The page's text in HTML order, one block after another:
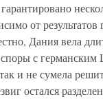
от результатов
Дания вела
с германским
и не сумела
остался